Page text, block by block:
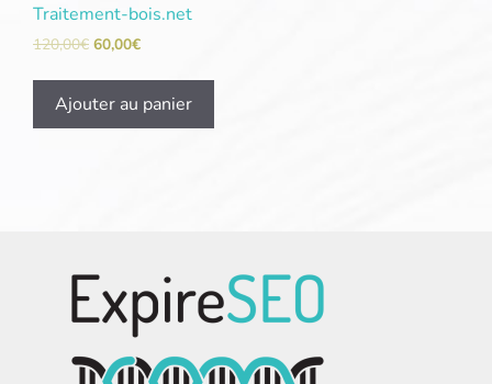
Traitement-bois.net
120,00€ 60,00€
Ajouter au panier